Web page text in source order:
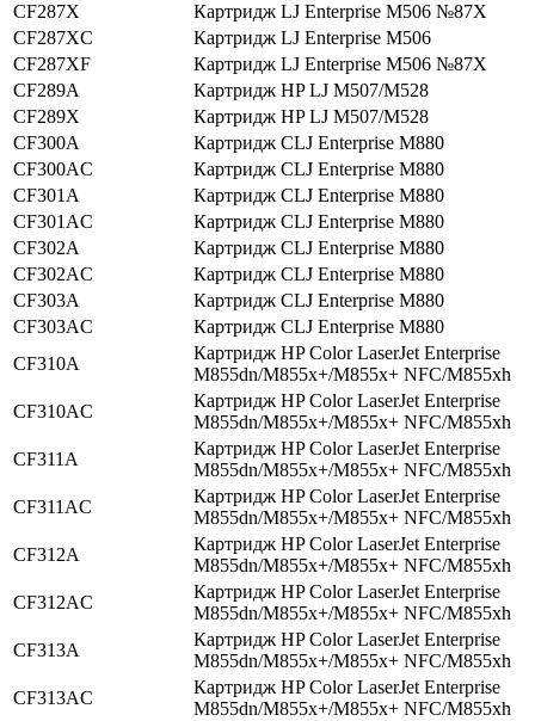
CF287X
Картридж LJ Enterprise M506 №87X
CF287XC
Картридж LJ Enterprise M506
CF287XF
Картридж LJ Enterprise M506 №87X
CF289A
Картридж HP LJ M507/M528
CF289X
Картридж HP LJ M507/M528
CF300A
Картридж CLJ Enterprise M880
CF300AC
Картридж CLJ Enterprise M880
CF301A
Картридж CLJ Enterprise M880
CF301AC
Картридж CLJ Enterprise M880
CF302A
Картридж CLJ Enterprise M880
CF302AC
Картридж CLJ Enterprise M880
CF303A
Картридж CLJ Enterprise M880
CF303AC
Картридж CLJ Enterprise M880
CF310A
Картридж HP Color LaserJet Enterprise
M855dn/M855x+/M855x+ NFC/M855xh
CF310AC
Картридж HP Color LaserJet Enterprise
M855dn/M855x+/M855x+ NFC/M855xh
CF311A
Картридж HP Color LaserJet Enterprise
M855dn/M855x+/M855x+ NFC/M855xh
CF311AC
Картридж HP Color LaserJet Enterprise
M855dn/M855x+/M855x+ NFC/M855xh
CF312A
Картридж HP Color LaserJet Enterprise
M855dn/M855x+/M855x+ NFC/M855xh
CF312AC
Картридж HP Color LaserJet Enterprise
M855dn/M855x+/M855x+ NFC/M855xh
CF313A
Картридж HP Color LaserJet Enterprise
M855dn/M855x+/M855x+ NFC/M855xh
CF313AC
Картридж HP Color LaserJet Enterprise
M855dn/M855x+/M855x+ NFC/M855xh